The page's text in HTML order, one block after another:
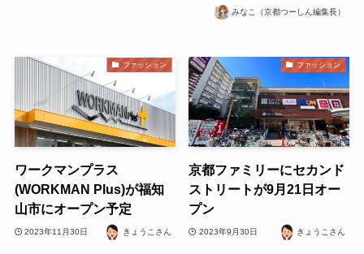
みなこ（京都つーしん編集長）
ファッション
ワークマンプラス
(WORKMAN Plus)が福知
山市にオープン予定
2023年11月30日 きょうこさん
ファッション
京都ファミリーにセカンド
ストリートが9月21日オー
プン
2023年9月30日 きょうこさん